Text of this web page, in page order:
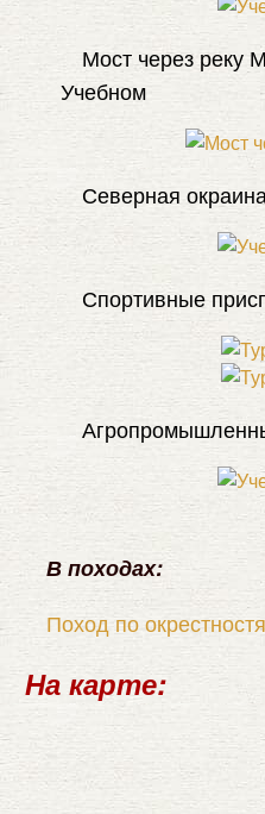
Мост через реку
Учебном
Северная
Спортивные
В походах:
Поход по
На карте: